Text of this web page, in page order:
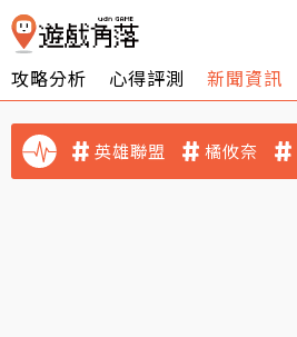
攻略分析 心得評測 新聞資訊
英雄聯盟 橘攸奈